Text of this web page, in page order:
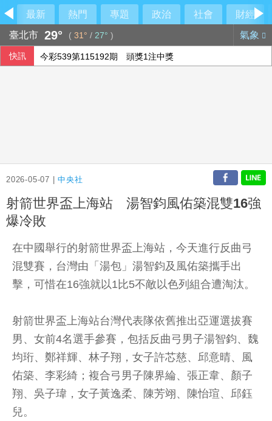
最新 熱門 專題 政治 社會
財經
臺北市 29° ( 31° / 27° ) 氣象
快訊 今彩539第115192期 頭獎1注中獎
2026-05-07 |中央社
射箭世界盃上海站 湯智鈞風佑築混雙16強
爆冷敗
在中國舉行的射箭世界盃上海站，今天進行反曲弓
混雙賽，台灣由「湯包」湯智鈞及風佑築攜手出
擊，可惜在16強就以1比5不敵以色列組合遭淘汰。
射箭世界盃上海站台灣代表隊依舊推出亞運選拔賽
男、女前4名選手參賽，包括反曲弓男子湯智鈞、魏
均珩、鄭祥輝、林子翔，女子許芯慈、邱意晴、風
佑築、李彩綺；複合弓男子陳界綸、張正韋、顏子
翔、吳子瑋，女子黃逸柔、陳芳翊、陳怡瑄、邱鈺
兒。